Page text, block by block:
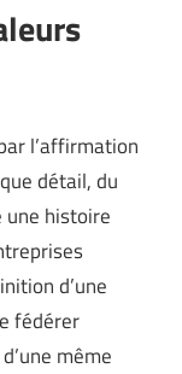
l’affirmation
détail, du
une histoire
d’une
fédérer
même